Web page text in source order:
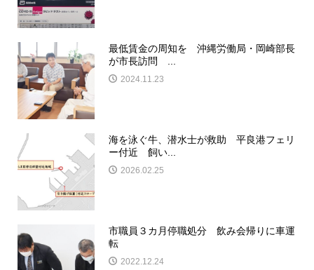
最低賃金の周知を 沖縄労働局・岡崎部長
が市長訪問 ...
2024.11.23
海を泳ぐ牛、潜水士が救助 平良港フェリ
ー付近 飼い...
2026.02.25
市職員３カ月停職処分 飲み会帰りに車運
転
2022.12.24